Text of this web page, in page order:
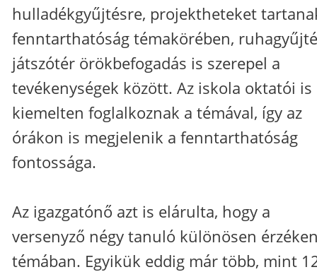
hulladékgyűjtésre, projektheteket
fenntarthatóság témakörében,
játszótér örökbefogadás is szerepel a
tevékenységek között. Az iskola oktatói is
kiemelten foglalkoznak a témával, így az
órákon is megjelenik a fenntarthatóság
fontossága.
Az igazgatónő azt is elárulta, hogy a
versenyző négy tanuló különösen
témában. Egyikük eddig már több, mint